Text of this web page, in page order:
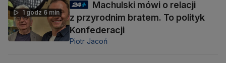
1 godz 6 min
Machulski mówi o relacji
z przyrodnim bratem. To polityk
Konfederacji
Piotr Jacoń